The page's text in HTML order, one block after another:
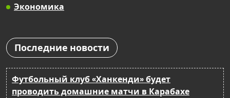
Экономика
Последние новости
Футбольный клуб «Ханкенди» будет
проводить домашние матчи в Карабахе